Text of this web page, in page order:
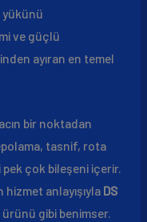
yükünü
ve güçlü
ayıran en temel
bir noktadan
tasnif, rota
pek çok bileşeni içerir.
anlayışıyla DS
gibi benimser.